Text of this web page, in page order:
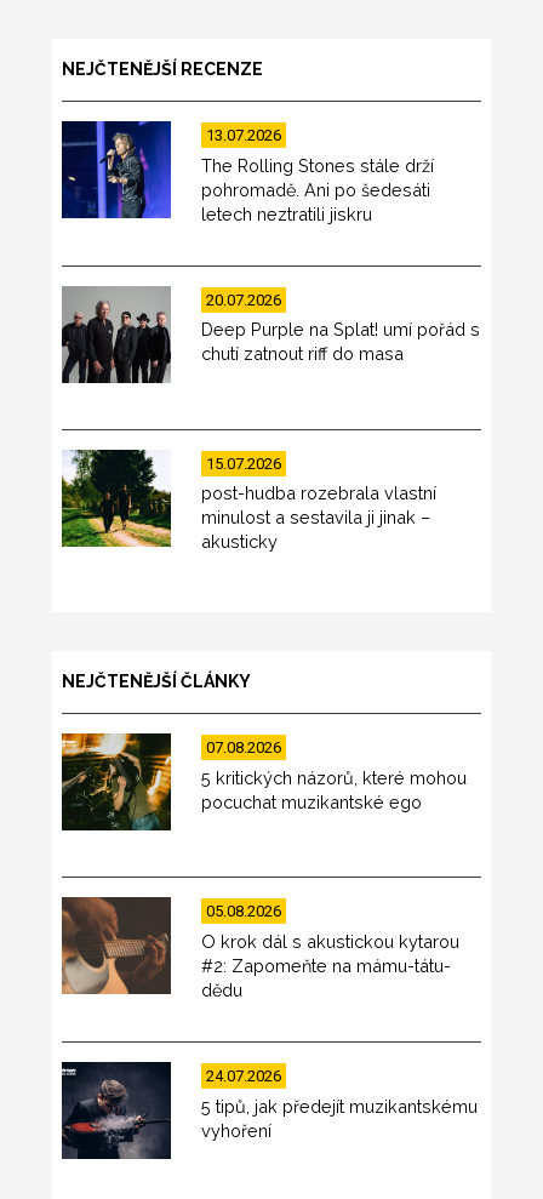
NEJČTENĚJŠÍ RECENZE
13.07.2026
The Rolling Stones stále drží
pohromadě. Ani po šedesáti
letech neztratili jiskru
20.07.2026
Deep Purple na Splat! umí pořád s
chutí zatnout riff do masa
15.07.2026
post-hudba rozebrala vlastní
minulost a sestavila ji jinak –
akusticky
NEJČTENĚJŠÍ ČLÁNKY
07.08.2026
5 kritických názorů, které mohou
pocuchat muzikantské ego
05.08.2026
O krok dál s akustickou kytarou
#2: Zapomeňte na mámu-tátu-
dědu
24.07.2026
5 tipů, jak předejít muzikantskému
vyhoření